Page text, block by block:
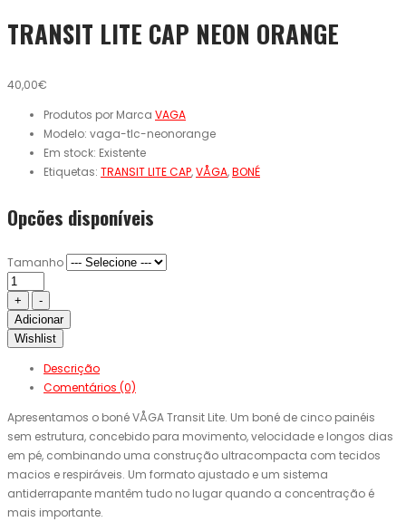
TRANSIT LITE CAP NEON ORANGE
40,00€
Produtos por Marca VAGA
Modelo: vaga-tlc-neonorange
Em stock: Existente
Etiquetas: TRANSIT LITE CAP,VÅGA,BONÉ
Opcões disponíveis
Tamanho
Adicionar
Wishlist
Descrição
Comentários (0)
Apresentamos o boné VÅGA Transit Lite. Um boné de cinco painéis
sem estrutura, concebido para movimento, velocidade e longos dias
em pé, combinando uma construção ultracompacta com tecidos
macios e respiráveis. Um formato ajustado e um sistema
antiderrapante mantêm tudo no lugar quando a concentração é
mais importante.